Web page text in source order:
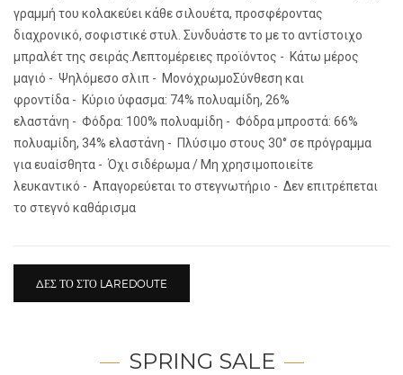
γραμμή του κολακεύει κάθε σιλουέτα, προσφέροντας
διαχρονικό, σοφιστικέ στυλ. Συνδυάστε το με το αντίστοιχο
μπραλέτ της σειράς.Λεπτομέρειες προϊόντος - Κάτω μέρος
μαγιό - Ψηλόμεσο σλιπ - ΜονόχρωμοΣύνθεση και
φροντίδα - Κύριο ύφασμα: 74% πολυαμίδη, 26%
ελαστάνη - Φόδρα: 100% πολυαμίδη - Φόδρα μπροστά: 66%
πολυαμίδη, 34% ελαστάνη - Πλύσιμο στους 30° σε πρόγραμμα
για ευαίσθητα - Όχι σιδέρωμα / Μη χρησιμοποιείτε
λευκαντικό - Απαγορεύεται το στεγνωτήριο - Δεν επιτρέπεται
το στεγνό καθάρισμα
ΔΕΣ ΤΟ ΣΤΟ LAREDOUTE
SPRING SALE